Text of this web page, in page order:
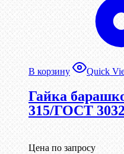
В корзину Quick
Гайка
315/ГОСТ
Цена по запросу